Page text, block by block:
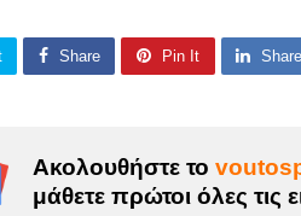
Share Pin It Share
Ακολουθήστε το
μάθετε πρώτοι όλες τις